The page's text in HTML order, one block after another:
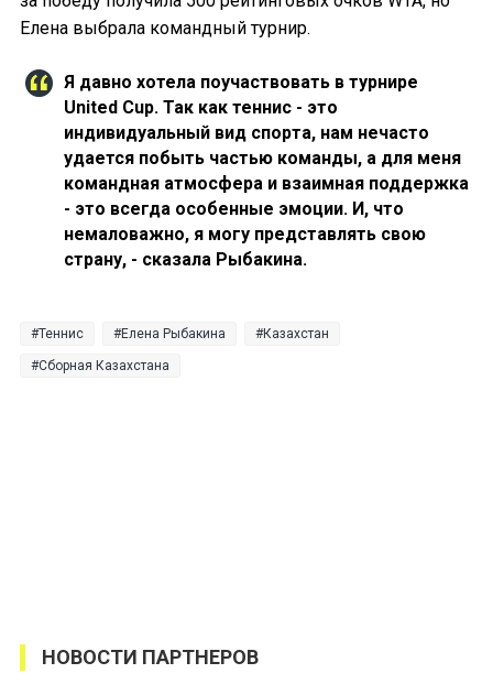
Елена выбрала командный турнир.
Я давно хотела поучаствовать в турнире
United Cup. Так как теннис - это
индивидуальный вид спорта, нам нечасто
удается побыть частью команды, а для меня
командная атмосфера и взаимная поддержка
- это всегда особенные эмоции. И, что
немаловажно, я могу представлять свою
страну, - сказала Рыбакина.
Теннис Елена Рыбакина Казахстан
Сборная Казахстана
НОВОСТИ ПАРТНЕРОВ